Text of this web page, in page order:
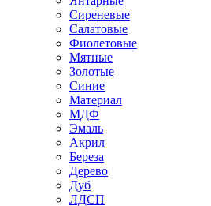
Сиреневые
Салатовые
Фиолетовые
Мятные
Золотые
Синие
Материал
МДФ
Эмаль
Акрил
Береза
Дерево
Дуб
ЛДСП